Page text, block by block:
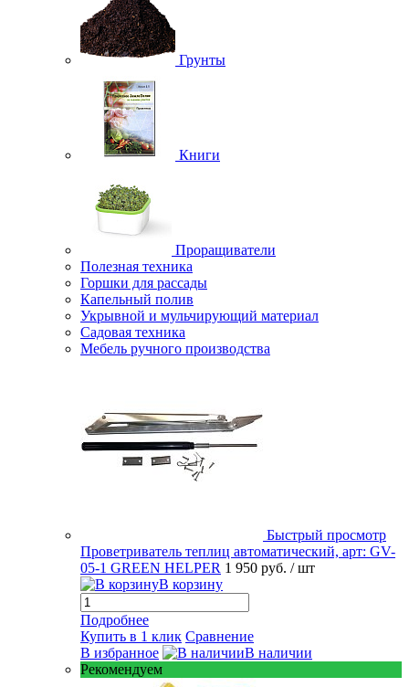
Грунты
Книги
Проращиватели
Полезная техника
Горшки для рассады
Капельный полив
Укрывной и мульчирующий материал
Садовая техника
Мебель ручного производства
Быстрый просмотр
Проветриватель теплиц автоматический, арт: GV-
05-1 GREEN HELPER 1 950 руб. / шт
В корзину
Подробнее
Купить в 1 клик Сравнение
В избранное
В наличии
Рекомендуем